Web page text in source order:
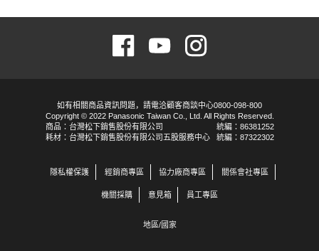
如有相關商品資訊問題，請電洽顧客商談中心0800-098-800
Copyright © 2022 Panasonic Taiwan Co., Ltd. All Rights Reserved.
商品：台灣松下銷售股份有限公司
耗材：台灣松下銷售股份有限公司五股服務中心
統編：86381252
統編：87322302
隱私權保護 經銷商專區 協力廠商專區 關係會社專區
機關採購 意見箱 員工專區
地區/國家